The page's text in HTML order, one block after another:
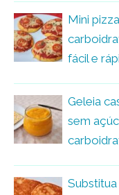
Mini
fácil e
Geleia
sem